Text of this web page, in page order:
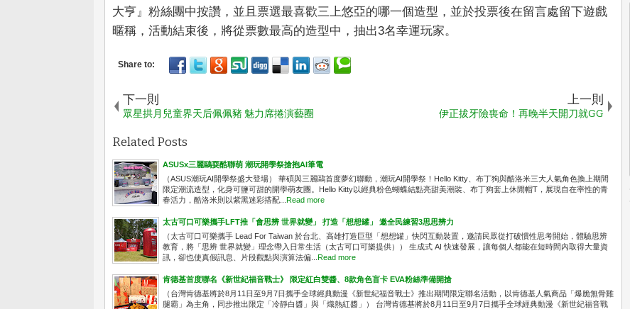
大亨』粉絲團中按讚，並且票選最喜歡三上悠亞的哪一個造型，並於投票後在留言處留下遊戲
暱稱，活動結束後，將從票數最高的造型中，抽出3名幸運玩家。
下一則
眾星拱月兒童界天后佩佩豬 魅力席捲演藝圈
上一則
伊正拔牙險喪命！再晚半天開刀就GG
Related Posts
ASUSx三麗鷗耍酷聯萌 潮玩開學祭搶抱AI筆電
（ASUS潮玩AI開學祭盛大登場） 華碩與三麗鷗首度夢幻聯動，潮玩AI開學祭！Hello Kitty、布丁狗與酷洛米三大人氣角色換上期間
限定潮流造型，化身可鹽可甜的開學萌友團。Hello Kitty以經典粉色蝴蝶結點亮甜美潮裝、布丁狗套上休閒帽T，展現自在率性的青
春活力，酷洛米則以紫黑迷彩搭配... Read more
太古可口可樂攜手LFT推「會思辨 世界就變」 打造「想想罐」 邀全民練習3思思辨力
（太古可口可樂攜手 Lead For Taiwan 於台北、高雄打造巨型「想想罐」快閃互動裝置，邀請民眾從打破慣性思考開始，體驗思辨
教育，將「思辨 世界就變」理念帶入日常生活（太古可口可樂提供）） 生成式 AI 快速發展，讓每個人都能在短時間內取得大量資
訊，卻也使真假訊息、片段觀點與演算法偏... Read more
肯德基首度聯名《新世紀福音戰士》 限定紅白雙醬、8款角色盲卡 EVA粉絲準備開搶
（台灣肯德基將於8月11日至9月7日攜手全球經典動漫《新世紀福音戰士》推出期間限定聯名活動，以肯德基人氣商品「爆脆無骨雞
腿霸」為主角，同步推出限定「冷靜白醬」與「熾熱紅醬」） 台灣肯德基將於8月11日至9月7日攜手全球經典動漫《新世紀福音戰